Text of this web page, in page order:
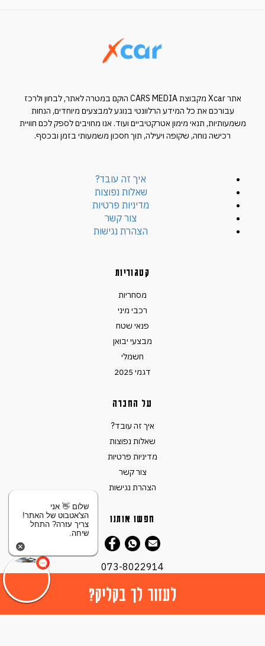
לעזור לך בקליק?
אתר Xcar מקבוצת CARS MEDIA הוקם במטרה לאתר, לבחון ולרכז
עבורכם את כל המידע הרלוונטי בנוגע למבצעים מיוחדים, הנחות
משמעותיות, תנאי מימון אטרקטיביים ועוד. אנו מחויבים לספק לכם חוויית
רכישה נוחה, שקופה ויעילה, תוך חסכון משמעותי בזמן ובכסף.
איך זה עובד?
שאלות נפוצות
מדיניות פרטיות
צור קשר
הצהרת נגישות
קטגוריות
מסחריות
רכבי מיני
פנאי שטח
מבצעי יבואן
חשמלי
דגמי 2025
על החברה
איך זה עובד?
שאלות נפוצות
מדיניות פרטיות
צור קשר
הצהרת נגישות
חפשו אותנו
073-8022914
© כל הזכויות שמורות ל - 2026 XCAR
שלום 👋 אני
הצ'אטבוט של האתר!
צריך עזרה? התחל
שיחה.